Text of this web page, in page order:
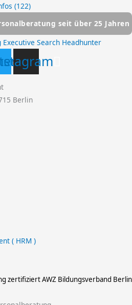
(122)
seit über 25 Jahren
Berlin
( HRM )
zertifiziertAWZ Bildungsverband Berlin